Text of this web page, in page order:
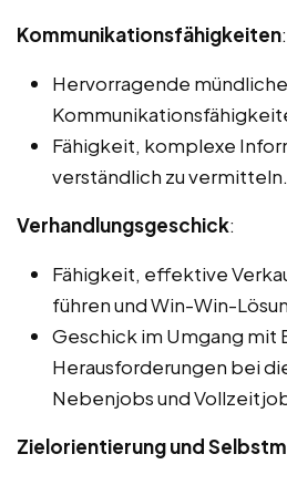
Kommunikationsfähigkeiten:
Hervorragende
Fähigkeit, komplexe
verständlich zu vermitteln.
Verhandlungsgeschick:
Fähigkeit, effektive
führen und Win-Win-
Geschick im Umgang mit
Herausforderungen bei
Nebenjobs und
Zielorientierung und